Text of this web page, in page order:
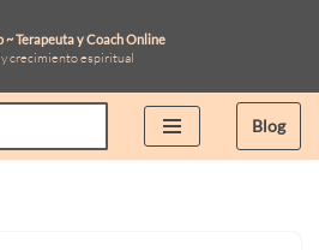
Terapeuta y Coach Online
crecimiento espiritual
Blog